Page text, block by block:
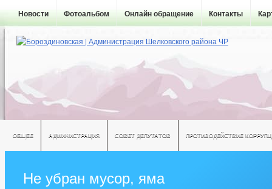
Новости Фотоальбом Онлайн обращение Контакты
ОБЩЕЕ АДМИНИСТРАЦИЯ СОВЕТ ДЕПУТАТОВ ПРОТИВОДЕЙСТВИЕ
Не убран мусор, яма